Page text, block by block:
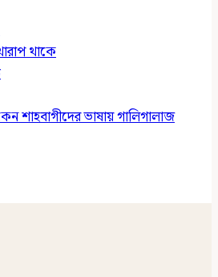
থাকে
শাহবাগীদের ভাষায় গালিগালাজ